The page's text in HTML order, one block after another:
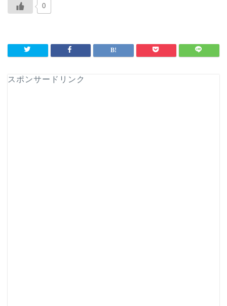
0
スポンサードリンク